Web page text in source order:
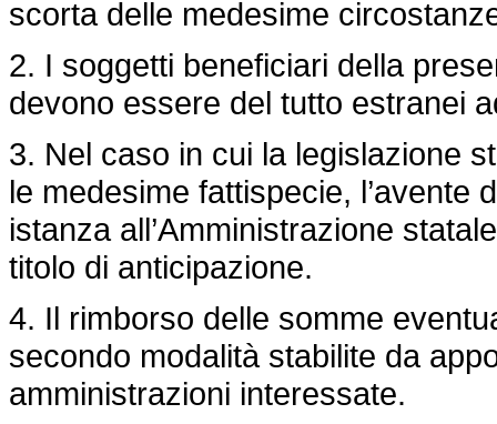
scorta delle medesime
2. I soggetti beneficiari della
devono essere del tutto estranei
3. Nel caso in cui la legislazione
le medesime fattispecie, l’avente
istanza all’Amministrazione
titolo di anticipazione.
4. Il rimborso delle somme
secondo modalità stabilite da
amministrazioni interessate.